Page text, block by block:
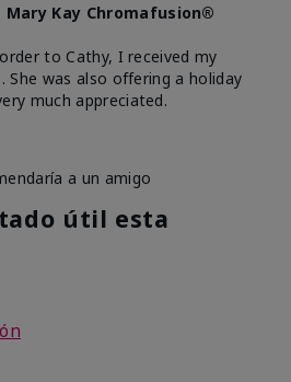
Kay Chromafusion®
to Cathy, I received my
She was also offering a holiday
much appreciated.
a un amigo
útil esta